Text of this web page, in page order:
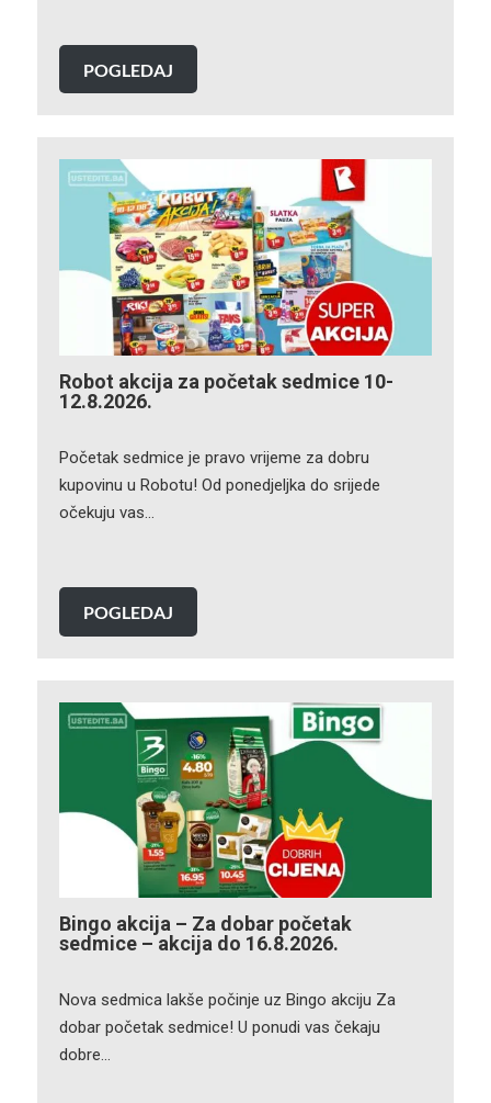
POGLEDAJ
Robot akcija za početak sedmice 10-
12.8.2026.
Početak sedmice je pravo vrijeme za dobru
kupovinu u Robotu! Od ponedjeljka do srijede
očekuju vas…
POGLEDAJ
Bingo akcija – Za dobar početak
sedmice – akcija do 16.8.2026.
Nova sedmica lakše počinje uz Bingo akciju Za
dobar početak sedmice! U ponudi vas čekaju
dobre…